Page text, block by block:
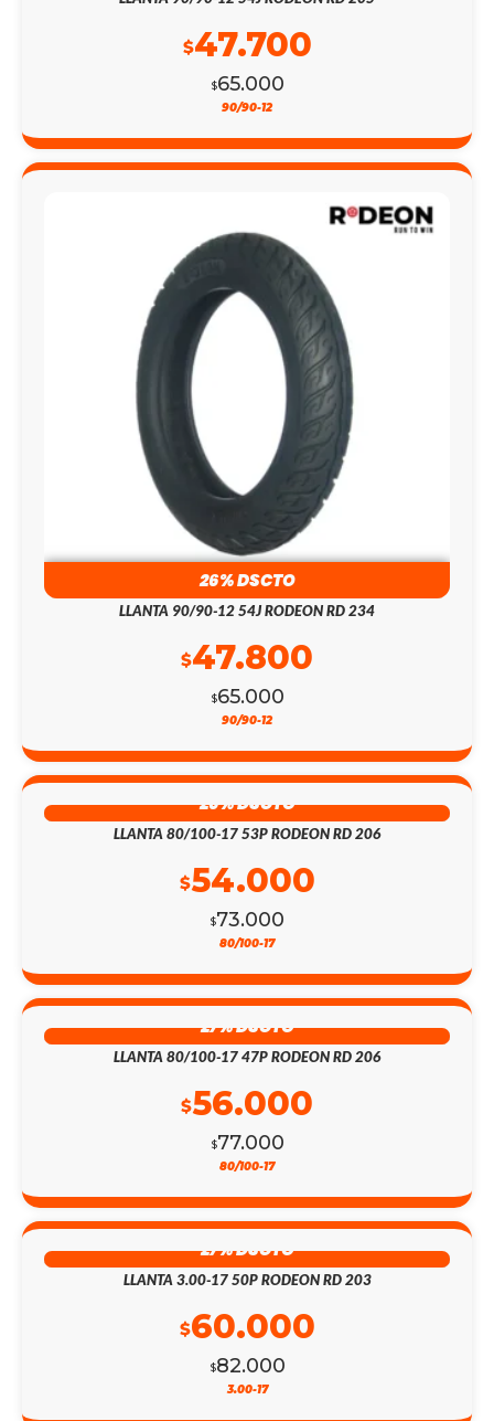
$65.000
$47.700
90/90-12
26% DSCTO
LLANTA 90/90-12 54J RODEON RD 234
$65.000
$47.800
90/90-12
26% DSCTO
LLANTA 80/100-17 53P RODEON RD 206
$73.000
$54.000
80/100-17
27% DSCTO
LLANTA 80/100-17 47P RODEON RD 206
$77.000
$56.000
80/100-17
27% DSCTO
LLANTA 3.00-17 50P RODEON RD 203
$82.000
$60.000
3.00-17